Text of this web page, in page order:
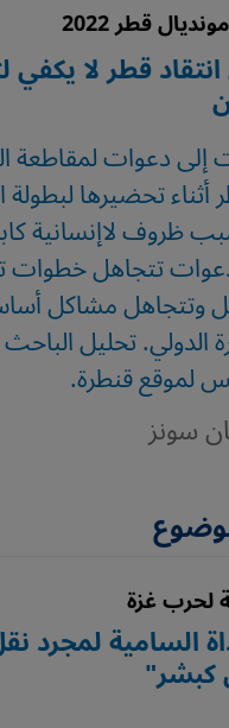
قطر 2022
انتقاد قطر لا
دعوات لمقاطعة
تحضيرها لبطولة
2022 بسبب ظروف
دعوات تتجاهل
وتتجاهل مشاكل
الدولي. تحليل الباحث
لموقع قنطرة.
سونز
لحرب غزة
السامية لمجرد
كبشر"